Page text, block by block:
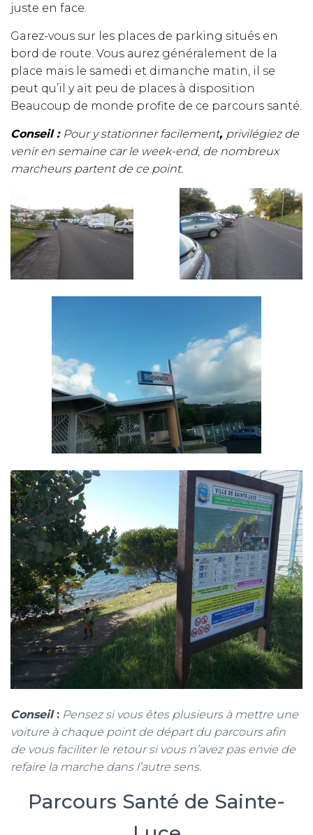
juste en face.
Garez-vous sur les places de parking situés en
bord de route. Vous aurez généralement de la
place mais le samedi et dimanche matin, il se
peut qu’il y ait peu de places à disposition
Beaucoup de monde profite de ce parcours santé.
Conseil : Pour y stationner facilement, privilégiez de
venir en semaine car le week-end, de nombreux
marcheurs partent de ce point.
Conseil: Pensez si vous êtes plusieurs à mettre une
voiture à chaque point de départ du parcours afin
de vous faciliter le retour si vous n’avez pas envie de
refaire la marche dans l’autre sens.
Parcours Santé de Sainte-